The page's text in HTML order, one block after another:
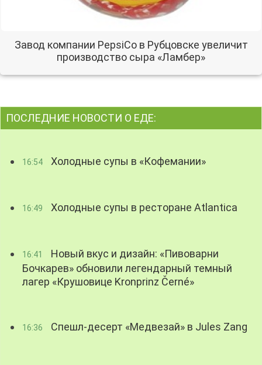
Завод компании PepsiCo в Рубцовске увеличит
производство сыра «Ламбер»
ПОСЛЕДНИЕ НОВОСТИ О ЕДЕ:
16:54 Холодные супы в «Кофемании»
16:49 Холодные супы в ресторане Atlantica
16:41
Новый вкус и дизайн: «Пивоварни
Бочкарев» обновили легендарный темный
лагер «Крушовице Kronprinz Černé»
16:36 Спешл-десерт «Медвезай» в Jules Zang